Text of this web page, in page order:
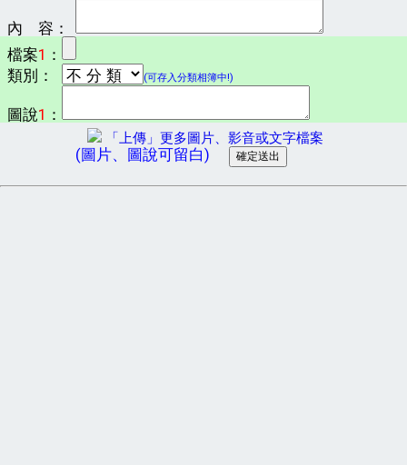
內 容：
檔案1 ：
類別：
(可存入分類相簿中!)
圖說1 ：
「上傳」更多圖片、影音或文字檔案
(圖片、圖說可留白)